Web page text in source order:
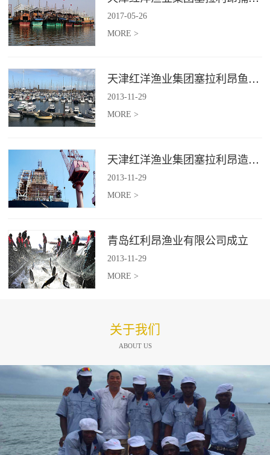
2017-05-26
MORE >
天津红洋渔业集团塞拉利昂鱼粉项目
2013-11-29
MORE >
天津红洋渔业集团塞拉利昂造船项目
2013-11-29
MORE >
青岛红利昂渔业有限公司成立
2013-11-29
MORE >
关于我们
ABOUT US